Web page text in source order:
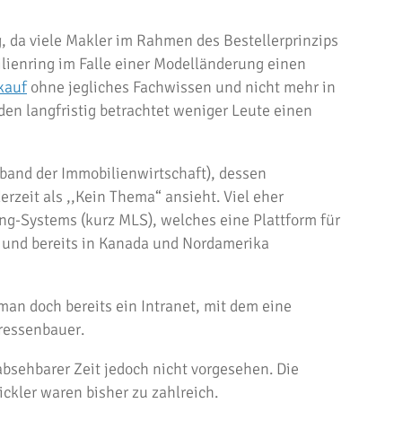
viele Makler im Rahmen des Bestellerprinzips
im Falle einer Modelländerung einen
ohne jegliches Fachwissen und nicht mehr in
langfristig betrachtet weniger Leute einen
der Immobilienwirtschaft), dessen
als ,,Kein Thema“ ansieht. Viel eher
Systems (kurz MLS), welches eine Plattform für
bereits in Kanada und Nordamerika
doch bereits ein Intranet, mit dem eine
Zeit jedoch nicht vorgesehen. Die
waren bisher zu zahlreich.